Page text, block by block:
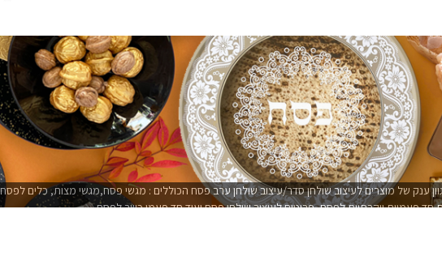
ענק של מוצרים לעיצוב שולחן סדר/עיצוב שולחן ערב פסח הכוללים : מגשי פסח,מגשי מצות, כלים
חד פעמיות יוקרתיות לפסח, פריטים לעיצוב שולחן פסח ועוד חד פעמי כשר לפסח